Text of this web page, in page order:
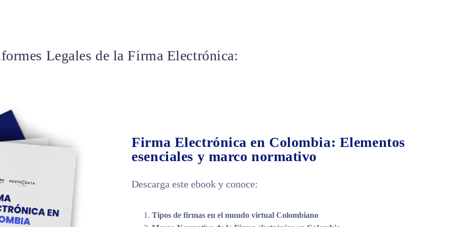
Legales de la Firma Electrónica:
Firma Electrónica en Colombia: Elementos
esenciales y marco normativo
Descarga este ebook y conoce:
Tipos de firmas en el mundo virtual Colombiano